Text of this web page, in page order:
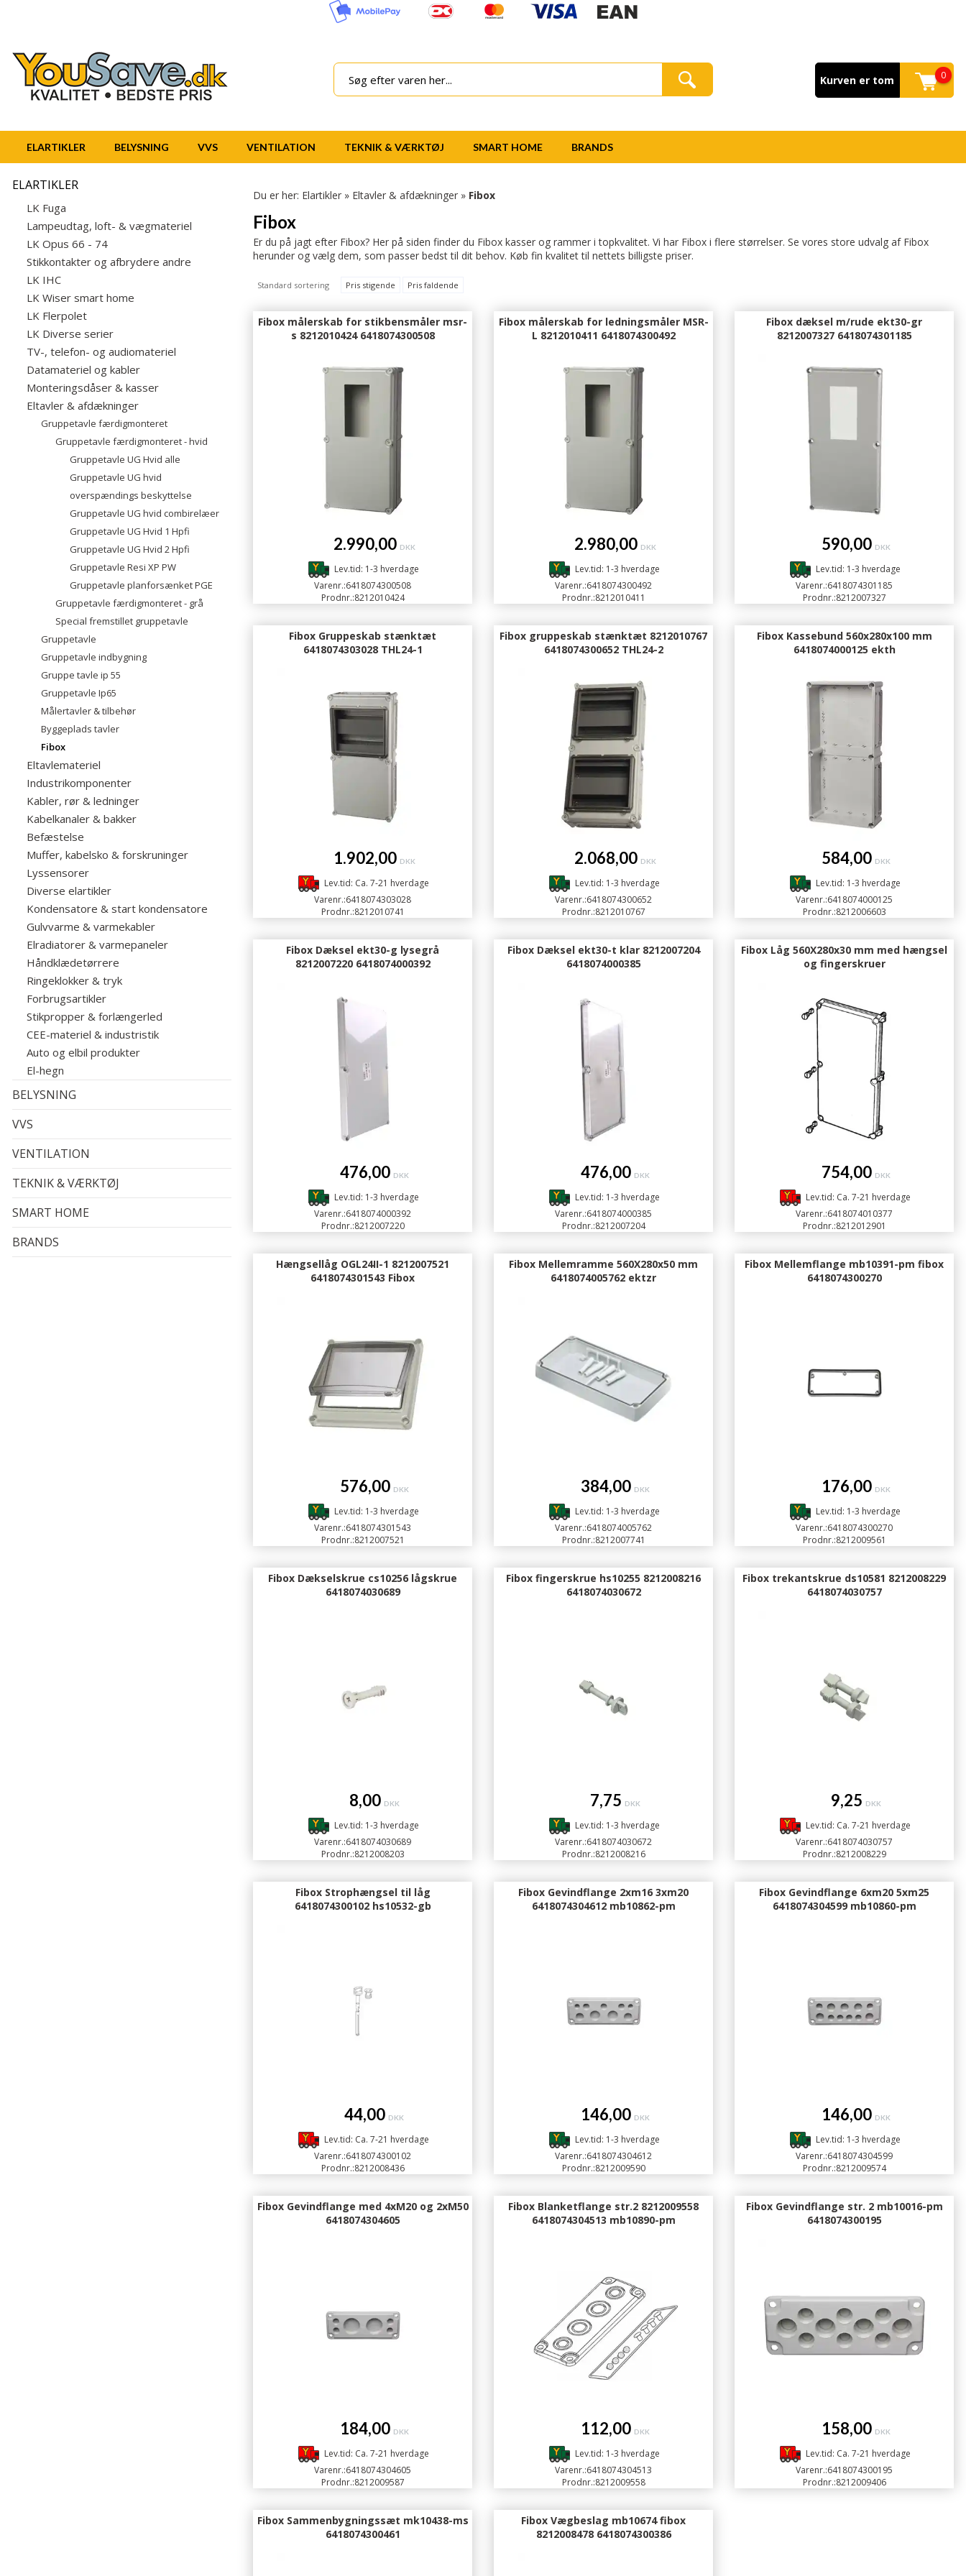
Kurven er tom 0
ELARTIKLER BELYSNING VVS VENTILATION TEKNIK & VÆRKTØJ SMART HOME BRANDS
ELARTIKLER
LK Fuga
Lampeudtag, loft- & vægmateriel
LK Opus 66 - 74
Stikkontakter og afbrydere andre
LK IHC
LK Wiser smart home
LK Flerpolet
LK Diverse serier
TV-, telefon- og audiomateriel
Datamateriel og kabler
Monteringsdåser & kasser
Eltavler & afdækninger
Gruppetavle færdigmonteret
Gruppetavle færdigmonteret - hvid
Gruppetavle UG Hvid alle
Gruppetavle UG hvid
overspændings beskyttelse
Gruppetavle UG hvid combirelæer
Gruppetavle UG Hvid 1 Hpfi
Gruppetavle UG Hvid 2 Hpfi
Gruppetavle Resi XP PW
Gruppetavle planforsænket PGE
Gruppetavle færdigmonteret - grå
Special fremstillet gruppetavle
Gruppetavle
Gruppetavle indbygning
Gruppe tavle ip 55
Gruppetavle Ip65
Målertavler & tilbehør
Byggeplads tavler
Fibox
Eltavlemateriel
Industrikomponenter
Kabler, rør & ledninger
Kabelkanaler & bakker
Befæstelse
Muffer, kabelsko & forskruninger
Lyssensorer
Diverse elartikler
Kondensatore & start kondensatore
Gulvvarme & varmekabler
Elradiatorer & varmepaneler
Håndklædetørrere
Ringeklokker & tryk
Forbrugsartikler
Stikpropper & forlængerled
CEE-materiel & industristik
Auto og elbil produkter
El-hegn
BELYSNING
VVS
VENTILATION
TEKNIK & VÆRKTØJ
SMART HOME
BRANDS
Du er her: Elartikler » Eltavler & afdækninger » Fibox
Fibox
Er du på jagt efter Fibox? Her på siden finder du Fibox kasser og rammer i topkvalitet. Vi har Fibox i flere størrelser. Se vores store udvalg af Fibox
herunder og vælg dem, som passer bedst til dit behov. Køb fin kvalitet til nettets billigste priser.
Standard sortering Pris stigende Pris faldende
Fibox målerskab for stikbensmåler msr-
s 8212010424 6418074300508
2.990,00 DKK
Lev.tid: 1-3 hverdage
Varenr.:6418074300508
Prodnr.:8212010424
Fibox målerskab for ledningsmåler MSR-
L 8212010411 6418074300492
2.980,00 DKK
Lev.tid: 1-3 hverdage
Varenr.:6418074300492
Prodnr.:8212010411
Fibox dæksel m/rude ekt30-gr
8212007327 6418074301185
590,00 DKK
Lev.tid: 1-3 hverdage
Varenr.:6418074301185
Prodnr.:8212007327
Fibox Gruppeskab stænktæt
6418074303028 THL24-1
1.902,00 DKK
Lev.tid: Ca. 7-21 hverdage
Varenr.:6418074303028
Prodnr.:8212010741
Fibox gruppeskab stænktæt 8212010767
6418074300652 THL24-2
2.068,00 DKK
Lev.tid: 1-3 hverdage
Varenr.:6418074300652
Prodnr.:8212010767
Fibox Kassebund 560x280x100 mm
6418074000125 ekth
584,00 DKK
Lev.tid: 1-3 hverdage
Varenr.:6418074000125
Prodnr.:8212006603
Fibox Dæksel ekt30-g lysegrå
8212007220 6418074000392
476,00 DKK
Lev.tid: 1-3 hverdage
Varenr.:6418074000392
Prodnr.:8212007220
Fibox Dæksel ekt30-t klar 8212007204
6418074000385
476,00 DKK
Lev.tid: 1-3 hverdage
Varenr.:6418074000385
Prodnr.:8212007204
Fibox Låg 560X280x30 mm med hængsel
og fingerskruer
754,00 DKK
Lev.tid: Ca. 7-21 hverdage
Varenr.:6418074010377
Prodnr.:8212012901
Hængsellåg OGL24II-1 8212007521
6418074301543 Fibox
576,00 DKK
Lev.tid: 1-3 hverdage
Varenr.:6418074301543
Prodnr.:8212007521
Fibox Mellemramme 560X280x50 mm
6418074005762 ektzr
384,00 DKK
Lev.tid: 1-3 hverdage
Varenr.:6418074005762
Prodnr.:8212007741
Fibox Mellemflange mb10391-pm fibox
6418074300270
176,00 DKK
Lev.tid: 1-3 hverdage
Varenr.:6418074300270
Prodnr.:8212009561
Fibox Dækselskrue cs10256 lågskrue
6418074030689
8,00 DKK
Lev.tid: 1-3 hverdage
Varenr.:6418074030689
Prodnr.:8212008203
Fibox fingerskrue hs10255 8212008216
6418074030672
7,75 DKK
Lev.tid: 1-3 hverdage
Varenr.:6418074030672
Prodnr.:8212008216
Fibox trekantskrue ds10581 8212008229
6418074030757
9,25 DKK
Lev.tid: Ca. 7-21 hverdage
Varenr.:6418074030757
Prodnr.:8212008229
Fibox Strophængsel til låg
6418074300102 hs10532-gb
44,00 DKK
Lev.tid: Ca. 7-21 hverdage
Varenr.:6418074300102
Prodnr.:8212008436
Fibox Gevindflange 2xm16 3xm20
6418074304612 mb10862-pm
146,00 DKK
Lev.tid: 1-3 hverdage
Varenr.:6418074304612
Prodnr.:8212009590
Fibox Gevindflange 6xm20 5xm25
6418074304599 mb10860-pm
146,00 DKK
Lev.tid: 1-3 hverdage
Varenr.:6418074304599
Prodnr.:8212009574
Fibox Gevindflange med 4xM20 og 2xM50
6418074304605
184,00 DKK
Lev.tid: Ca. 7-21 hverdage
Varenr.:6418074304605
Prodnr.:8212009587
Fibox Blanketflange str.2 8212009558
6418074304513 mb10890-pm
112,00 DKK
Lev.tid: 1-3 hverdage
Varenr.:6418074304513
Prodnr.:8212009558
Fibox Gevindflange str. 2 mb10016-pm
6418074300195
158,00 DKK
Lev.tid: Ca. 7-21 hverdage
Varenr.:6418074300195
Prodnr.:8212009406
Fibox Sammenbygningssæt mk10438-ms
6418074300461
Fibox Vægbeslag mb10674 fibox
8212008478 6418074300386